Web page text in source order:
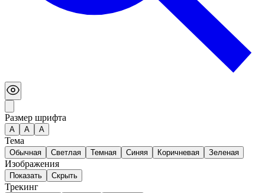
Размер шрифта
А A A
Тема
Обычная Светлая Темная Синяя Коричневая Зеленая
Изображения
Показать Скрыть
Трекинг